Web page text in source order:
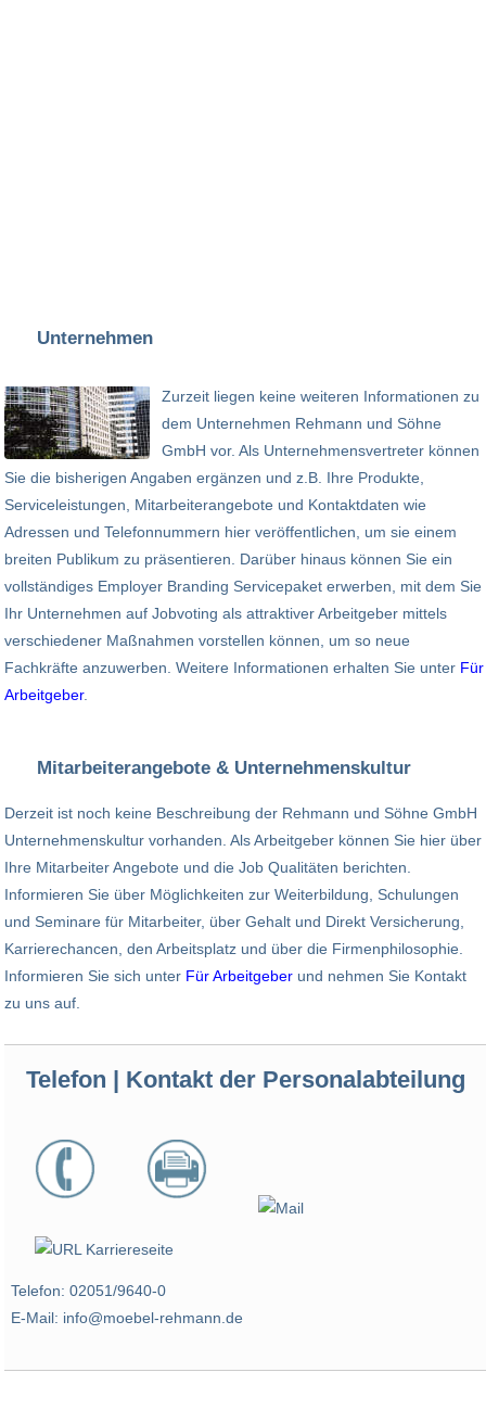
Unternehmen
Zurzeit liegen keine weiteren Informationen zu
dem Unternehmen Rehmann und Söhne
GmbH vor. Als Unternehmensvertreter können
Sie die bisherigen Angaben ergänzen und z.B. Ihre Produkte,
Serviceleistungen, Mitarbeiterangebote und Kontaktdaten wie
Adressen und Telefonnummern hier veröffentlichen, um sie einem
breiten Publikum zu präsentieren. Darüber hinaus können Sie ein
vollständiges Employer Branding Servicepaket erwerben, mit dem Sie
Ihr Unternehmen auf Jobvoting als attraktiver Arbeitgeber mittels
verschiedener Maßnahmen vorstellen können, um so neue
Fachkräfte anzuwerben. Weitere Informationen erhalten Sie unter Für
Arbeitgeber.
Mitarbeiterangebote & Unternehmenskultur
Derzeit ist noch keine Beschreibung der Rehmann und Söhne GmbH
Unternehmenskultur vorhanden. Als Arbeitgeber können Sie hier über
Ihre Mitarbeiter Angebote und die Job Qualitäten berichten.
Informieren Sie über Möglichkeiten zur Weiterbildung, Schulungen
und Seminare für Mitarbeiter, über Gehalt und Direkt Versicherung,
Karrierechancen, den Arbeitsplatz und über die Firmenphilosophie.
Informieren Sie sich unter Für Arbeitgeber und nehmen Sie Kontakt
zu uns auf.
Telefon | Kontakt der Personalabteilung
Telefon: 02051/9640-0
E-Mail: info@moebel-rehmann.de